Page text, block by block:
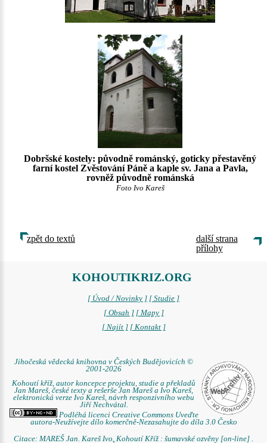
Dobršské kostely: původně románský, goticky přestavěný
farní kostel Zvěstování Páně a kaple sv. Jana a Pavla,
rovněž původně románská
Foto Ivo Kareš
zpět do textů
další strana
přílohy
KOHOUTIKRIZ.ORG
[ Úvod / Novinky ] [ Studie ]
[ Obsah ] [ Mapy ]
[ Najít ] [ Kontakt ]
Jihočeská vědecká knihovna v Českých Budějovicích ©
2001-2026
Kohoutí kříž, autor koncepce projektu, studie a překladů
Jan Mareš, české texty a rešerše Jan Mareš a Ivo Kareš,
elektronická verze Ivo Kareš, návrh responzivního webu
Jiří Nechvátal.
Podléhá licenci Creative Commons Uveďte
autora-Neužívejte dílo komerčně-Nezasahujte do díla 3.0 Česko
Citace: MAREŠ Jan. Kareš Ivo. Kohoutí Kříž : šumavské ozvěny [on-line] .